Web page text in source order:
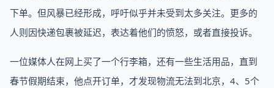
下单。但风暴已经形成，呼吁似乎并未受到太多关注。更多的
人则因快递包裹被延迟，表达着他们的愤怒，或者直接投诉。
一位媒体人在网上买了一个行李箱，还有一些生活用品，直到
春节假期结束，他点开订单，才发现物流无法到北京，4、5个